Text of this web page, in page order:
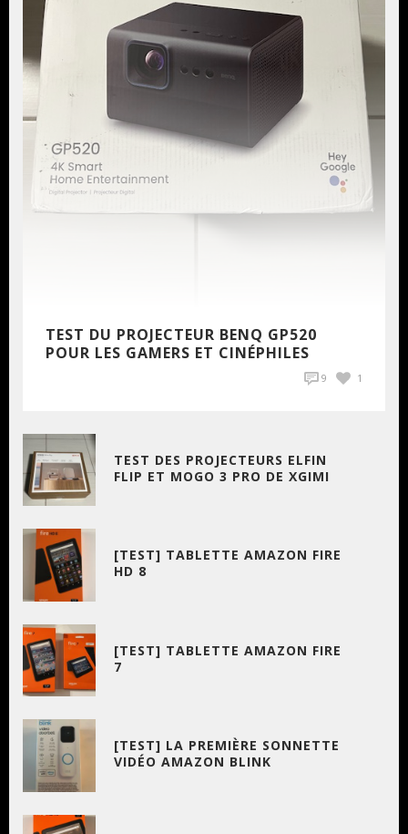
TEST DU PROJECTEUR BENQ GP520
POUR LES GAMERS ET CINÉPHILES
9 1
TEST DES PROJECTEURS ELFIN
FLIP ET MOGO 3 PRO DE XGIMI
[TEST] TABLETTE AMAZON FIRE
HD 8
[TEST] TABLETTE AMAZON FIRE
7
[TEST] LA PREMIÈRE SONNETTE
VIDÉO AMAZON BLINK